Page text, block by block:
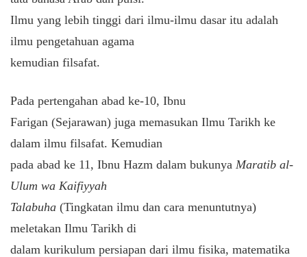
Ilmu yang lebih tinggi dari ilmu-ilmu dasar itu adalah
ilmu pengetahuan agama
kemudian filsafat.
Pada pertengahan abad ke-10, Ibnu
Farigan (Sejarawan) juga memasukan Ilmu Tarikh ke
dalam ilmu filsafat. Kemudian
pada abad ke 11, Ibnu Hazm dalam bukunya Maratib al-
Ulum wa Kaifiyyah
Talabuha (Tingkatan ilmu dan cara menuntutnya)
meletakan Ilmu Tarikh di
dalam kurikulum persiapan dari ilmu fisika, matematika